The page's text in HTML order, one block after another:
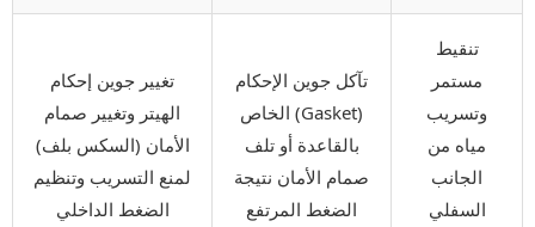
تنقيط
مستمر
وتسريب
مياه من
الجانب
السفلي
تآكل جوين الإحكام
(Gasket) الخاص
بالقاعدة أو تلف
صمام الأمان نتيجة
الضغط المرتفع
تغيير جوين إحكام
الهيتر وتغيير صمام
الأمان (السكس بلف)
لمنع التسريب وتنظيم
الضغط الداخلي